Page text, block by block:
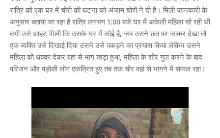
रात्रि को एक घर में चोरी की घटना को अंजाम चोरों ने दी है। मिली जानकारी के
अनुसार बताया जा रहा है रात्रि लगभग 1:00 बजे घर में अकेली महिला सो रही थी
तभी उसे आहट मिली कि उसके घर में कोई है, जब उसने छत पर जाकर देखा तो
एक व्यक्ति उसे दिखाई दिया उसने उसे पकड़ने का प्रयास किया लेकिन उसने
महिला को धक्का देकर वहां से भाग खड़ा हुआ, महिला के शोर गुल करने के बाद
परिजन और पड़ोसी लोग एकत्रित हुए तब तक चोर वहां से भागने में सफल रहा।